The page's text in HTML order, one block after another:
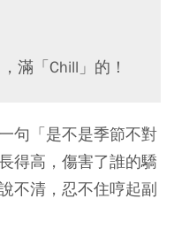
滿「Chill」的！
句「是不是季節不對
得高，傷害了誰的驕
不清，忍不住哼起副